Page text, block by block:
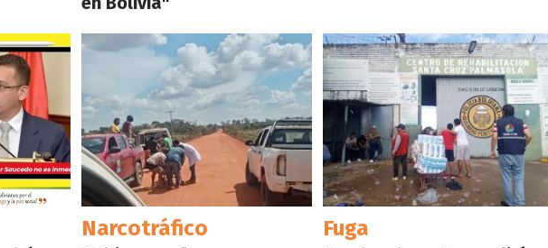
Narcotráfico Fuga